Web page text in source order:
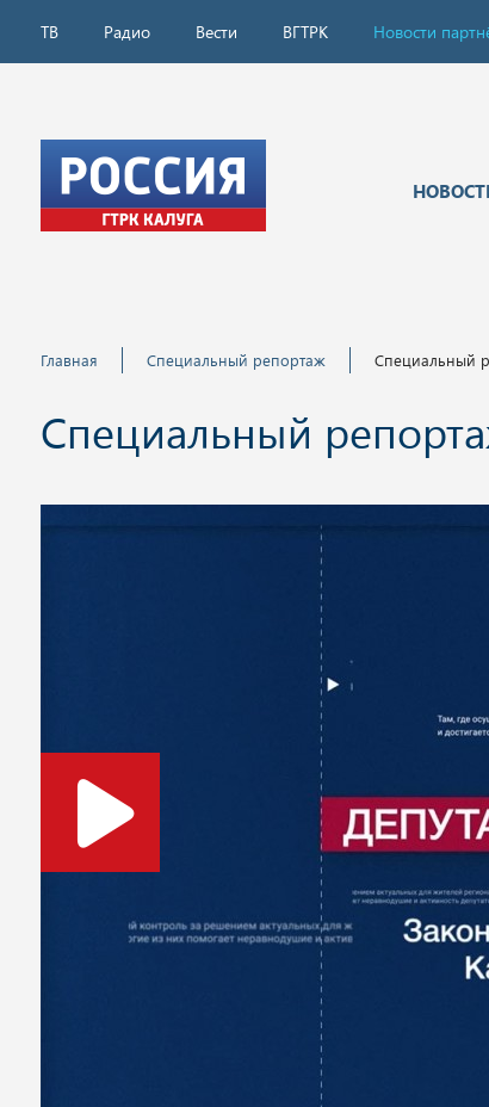
ТВ Радио Вести ВГТРК Новости
Главная Специальный репортаж Специальный
Специальный